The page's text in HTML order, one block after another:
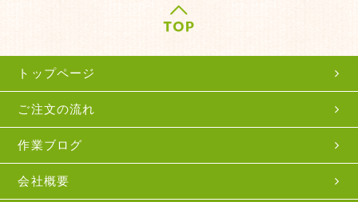
トップページ
ご注文の流れ
作業ブログ
会社概要